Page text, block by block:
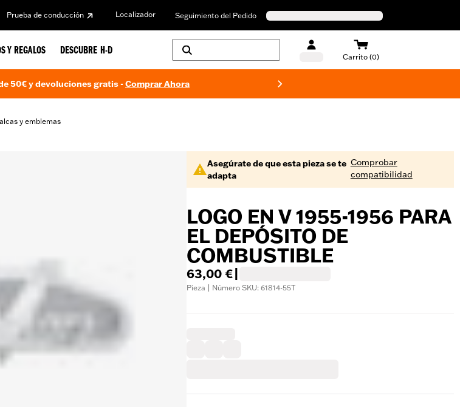
Prueba de conducción Localizador Seguimiento del Pedido
Y REGALOS DESCUBRE H-D
Carrito (0)
50€ y devoluciones gratis -Comprar Ahora
y emblemas
Asegúrate de que esta pieza se te
adapta
Comprobar
compatibilidad
LOGO EN V 1955-1956 PARA
EL DEPÓSITO DE
COMBUSTIBLE
63,00 €
Pieza | Número SKU: 61814-55T